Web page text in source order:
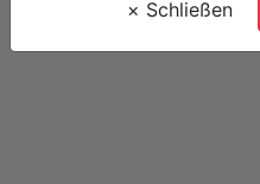
× Schließen